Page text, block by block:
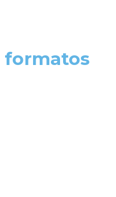
formatos